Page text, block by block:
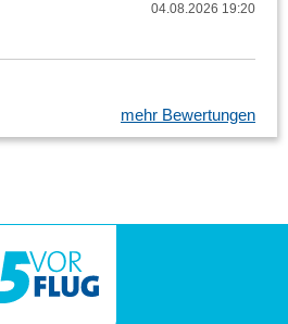
04.08.2026 19:20
mehr Bewertungen